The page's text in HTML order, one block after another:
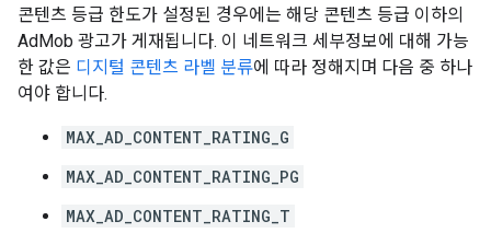
콘텐츠 등급 한도가 설정된 경우에는 해당 콘텐츠 등급 이하의
AdMob 광고가 게재됩니다. 이 네트워크 세부정보에 대해 가능
한 값은 디지털 콘텐츠 라벨 분류에 따라 정해지며 다음 중 하나
여야 합니다.
MAX_AD_CONTENT_RATING_G
MAX_AD_CONTENT_RATING_PG
MAX_AD_CONTENT_RATING_T